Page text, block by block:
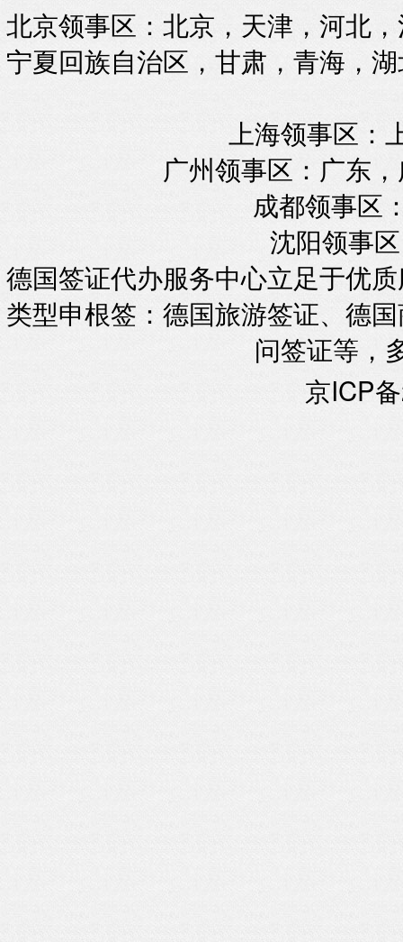
北京领事区：北京，天津，河北
宁夏回族自治区，甘肃，青海，
上海领事区：
广州领事区：广东
成都领事区
沈阳领事
德国签证代办服务中心立足于优
类型申根签：德国旅游签证、德
问签证等，
京ICP